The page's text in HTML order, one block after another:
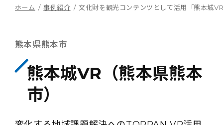
ホーム 事例紹介 文化財を観光コンテンツとして活用「熊本城
熊本県熊本市
熊本城VR（熊本県熊本
市）